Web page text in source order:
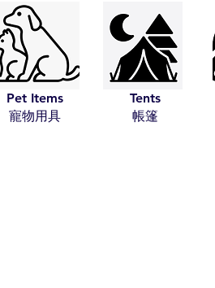
Pet Items
​寵物用具
Tents
​帳篷